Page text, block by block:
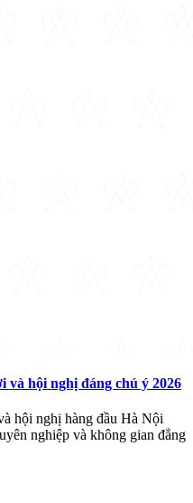
và hội nghị đáng chú ý 2026
hội nghị hàng đầu Hà Nội
nghiệp và không gian đẳng